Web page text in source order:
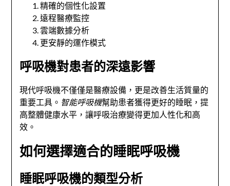
精確的個性化設置
遠程醫療監控
雲端數據分析
更安靜的運作模式
呼吸機對患者的深遠影響
現代呼吸機不僅僅是醫療設備，更是改善生活質量的
重要工具。 智能呼吸機幫助患者獲得更好的睡眠，提
高整體健康水平，讓呼吸治療變得更加人性化和高
效。
如何選擇適合的睡眠呼吸機
睡眠呼吸機的類型分析